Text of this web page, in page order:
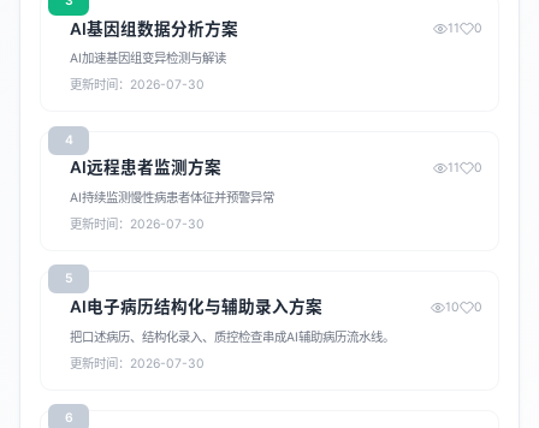
AI基因组数据分析方案 11
0
AI加速基因组变异检测与解读
更新时间：2026-07-30
4
AI远程患者监测方案 11
0
AI持续监测慢性病患者体征并预警异常
更新时间：2026-07-30
5
AI电子病历结构化与辅助录入方案 10
0
把口述病历、结构化录入、质控检查串成AI辅助病历流水线。
更新时间：2026-07-30
6